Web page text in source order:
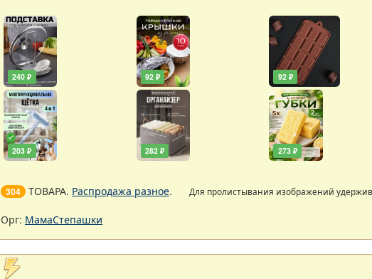
240 ₽
203 ₽
92 ₽
282 ₽
92 ₽
273 ₽
304 ТОВАРА. Распродажа разное. Для пролистывания изображений
Орг: МамаСтепашки